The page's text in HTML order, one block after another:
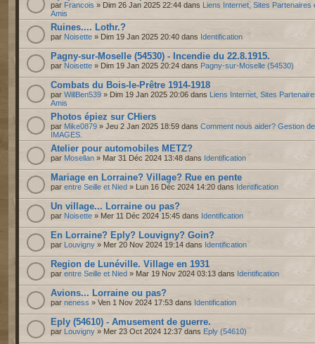
par Francois » Dim 26 Jan 2025 22:44 dans Liens Internet, Sites Partenaires
Amis
Ruines.... Lothr.?
par Noisette » Dim 19 Jan 2025 20:40 dans Identification
Pagny-sur-Moselle (54530) - Incendie du 22.8.1915.
par Noisette » Dim 19 Jan 2025 20:24 dans Pagny-sur-Moselle (54530)
Combats du Bois-le-Prêtre 1914-1918
par WillBen539 » Dim 19 Jan 2025 20:06 dans Liens Internet, Sites
Amis
Photos épiez sur CHiers
par Mike0879 » Jeu 2 Jan 2025 18:59 dans Comment nous aider? Gestion
IMAGES.
Atelier pour automobiles METZ?
par Mosellan » Mar 31 Déc 2024 13:48 dans Identification
Mariage en Lorraine? Village? Rue en pente
par entre Seille et Nied » Lun 16 Déc 2024 14:20 dans Identification
Un village... Lorraine ou pas?
par Noisette » Mer 11 Déc 2024 15:45 dans Identification
En Lorraine? Eply? Louvigny? Goin?
par Louvigny » Mer 20 Nov 2024 19:14 dans Identification
Region de Lunéville. Village en 1931
par entre Seille et Nied » Mar 19 Nov 2024 03:13 dans Identification
Avions... Lorraine ou pas?
par neness » Ven 1 Nov 2024 17:53 dans Identification
Eply (54610) - Amusement de guerre.
par Louvigny » Mer 23 Oct 2024 12:37 dans Eply (54610)